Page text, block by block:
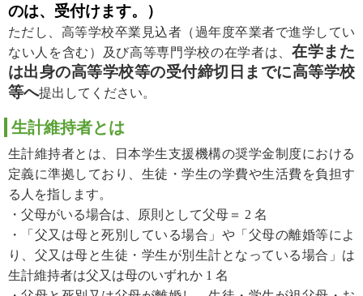
のは、受付けます。）
ただし、高等学校卒業見込者（過年度卒業者で進学してい
ない人を含む）及び高等専門学校の在学者は、 在学また
は出身の高等学校等の受付締切日までに高等学校
等へ提出してください。
生計維持者とは
生計維持者とは、日本学生支援機構の奨学金制度における
定義に準拠しており、生徒・学生の学費や生活費を負担す
る人を指します。
・父母がいる場合は、原則として父母＝ 2 名
・「父又は母と死別している場合」や「父母の離婚等によ
り、父又は母と生徒・学生が別生計となっている場合」は
生計維持者は父又は母のいずれか 1 名